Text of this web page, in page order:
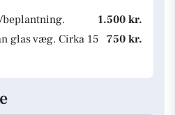
1.500 kr.
glas væg. Cirka 15 750 kr.